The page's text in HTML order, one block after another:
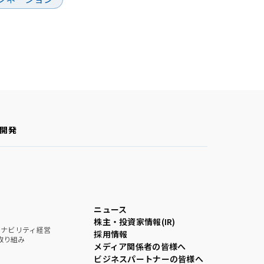
発
ビリティ経営
り組み
ニュース
株主・投資家情報(IR)
採用情報
メディア関係者の皆様へ
ビジネスパートナーの皆様へ